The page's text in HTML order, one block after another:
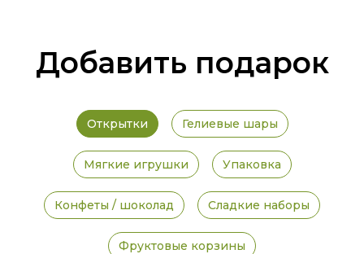
Добавить подарок
Открытки Гелиевые шары
Мягкие игрушки Упаковка
Конфеты / шоколад Сладкие наборы
Фруктовые корзины